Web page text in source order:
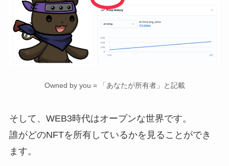
Owned by you = 「あなたが所有者」と記載
そして、WEB3時代はオープンな世界です。
誰がどのNFTを所有しているかを見ることができ
ます。